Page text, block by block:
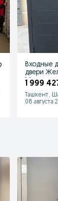
Входные
двери
1 999
Ташкент,
08 августа